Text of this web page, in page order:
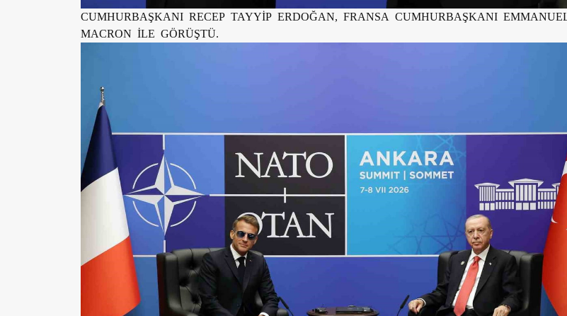
CUMHURBAŞKANI RECEP TAYYİP ERDOĞAN, FRANSA CUMHURBAŞKANI EMMANUEL
MACRON İLE GÖRÜŞTÜ.